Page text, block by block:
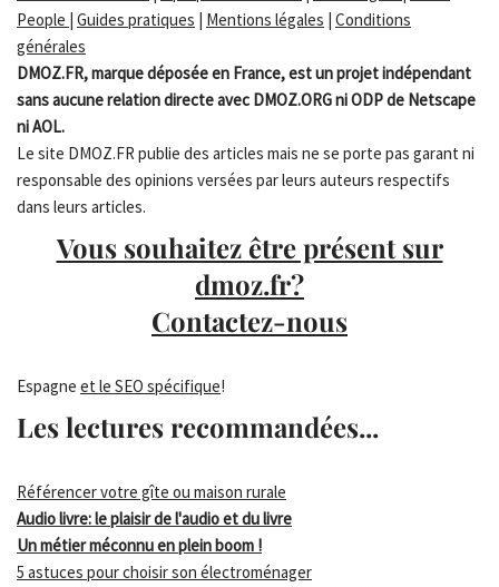
People | Guides pratiques | Mentions légales | Conditions
générales
DMOZ.FR, marque déposée en France, est un projet indépendant
sans aucune relation directe avec DMOZ.ORG ni ODP de Netscape
ni AOL.
Le site DMOZ.FR publie des articles mais ne se porte pas garant ni
responsable des opinions versées par leurs auteurs respectifs
dans leurs articles.
Vous souhaitez être présent sur
dmoz.fr?
Contactez-nous
Espagne et le SEO spécifique!
Les lectures recommandées...
Référencer votre gîte ou maison rurale
Audio livre: le plaisir de l'audio et du livre
Un métier méconnu en plein boom !
5 astuces pour choisir son électroménager